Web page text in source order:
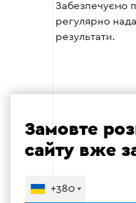
зберігаючи
читабельність.
Забезпечуємо
регулярно
результати.
Замовте
сайту вже
+380